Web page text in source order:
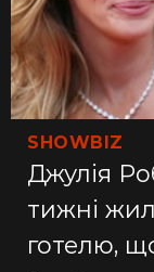
SHOWBIZ
Джулія
тижні
готелю,